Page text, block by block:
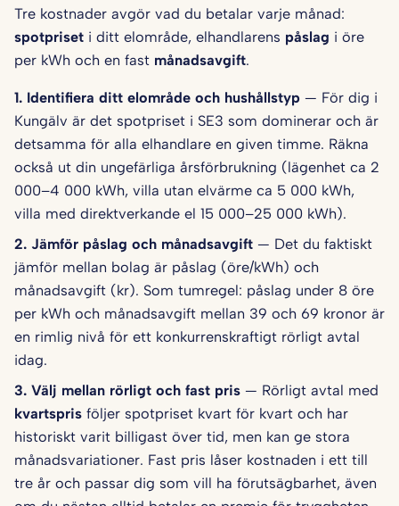
Tre kostnader avgör vad du betalar varje månad:
spotpriset i ditt elområde, elhandlarens påslag i öre
per kWh och en fast månadsavgift.
1. Identifiera ditt elområde och hushålls­typ — För dig i
Kungälv är det spotpriset i SE3 som dominerar och är
detsamma för alla elhandlare en given timme. Räkna
också ut din ungefärliga årsförbrukning (lägenhet ca 2
000–4 000 kWh, villa utan elvärme ca 5 000 kWh,
villa med direktverkande el 15 000–25 000 kWh).
2. Jämför påslag och månadsavgift — Det du faktiskt
jämför mellan bolag är påslag (öre/kWh) och
månadsavgift (kr). Som tumregel: påslag under 8 öre
per kWh och månadsavgift mellan 39 och 69 kronor är
en rimlig nivå för ett konkurrenskraftigt rörligt avtal
idag.
3. Välj mellan rörligt och fast pris — Rörligt avtal med
kvartspris följer spotpriset kvart för kvart och har
historiskt varit billigast över tid, men kan ge stora
månadsvariationer. Fast pris låser kostnaden i ett till
tre år och passar dig som vill ha förutsägbarhet, även